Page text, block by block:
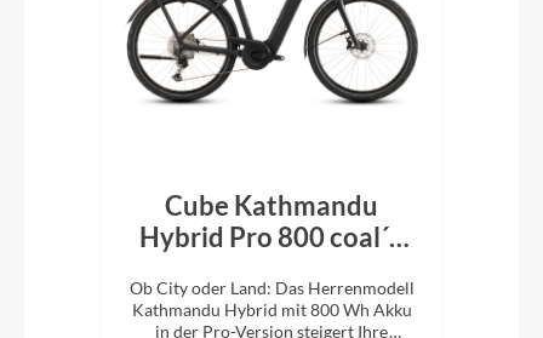
Cube Kathmandu
Hybrid Pro 800 coal´n
Ob City oder Land: Das Herrenmodell
Kathmandu Hybrid mit 800 Wh Akku
in der Pro-Version steigert Ihre